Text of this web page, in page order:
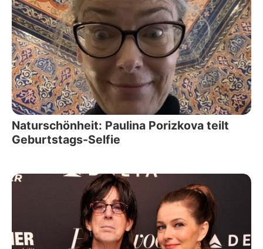
Naturschönheit: Paulina Porizkova teilt
Geburtstags-Selfie